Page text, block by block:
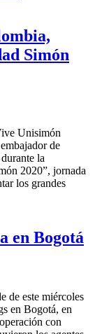
Simón
Unisimón
de
la
2020”, jornada
los grandes
en Bogotá
de este miércoles
en Bogotá, en
con